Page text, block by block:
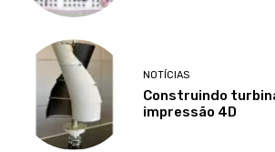
NOTÍCIAS
Construindo
impressão 4D